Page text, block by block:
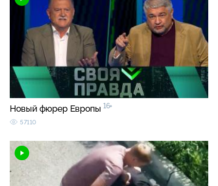
Новый фюрер Европы 16+
57110